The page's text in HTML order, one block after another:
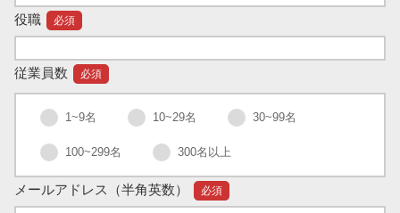
役職 必須
従業員数 必須
1~9名 10~29名 30~99名
100~299名 300名以上
メールアドレス （半角英数） 必須